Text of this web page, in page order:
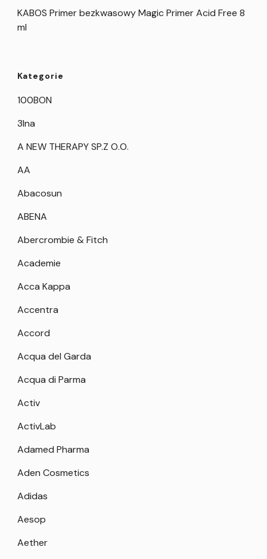
KABOS Primer bezkwasowy Magic Primer Acid Free 8
ml
Kategorie
100BON
3Ina
A NEW THERAPY SP.Z O.O.
AA
Abacosun
ABENA
Abercrombie & Fitch
Academie
Acca Kappa
Accentra
Accord
Acqua del Garda
Acqua di Parma
Activ
ActivLab
Adamed Pharma
Aden Cosmetics
Adidas
Aesop
Aether